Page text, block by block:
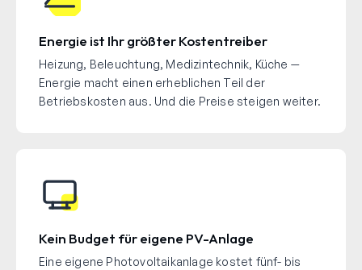
Energie ist Ihr größter Kostentreiber
Heizung, Beleuchtung, Medizintechnik, Küche —
Energie macht einen erheblichen Teil der
Betriebskosten aus. Und die Preise steigen weiter.
Kein Budget für eigene PV-Anlage
Eine eigene Photovoltaikanlage kostet fünf- bis